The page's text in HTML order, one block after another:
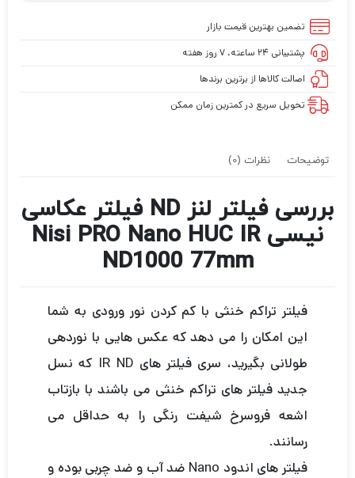
تضمین بهترین قیمت بازار
پشتیبانی ۲۴ ساعته، ۷ روز هفته
اصالت کالاها از برترین برندها
تحویل سریع در کمترین زمان ممکن
توضیحات نظرات (0)
بررسی فیلتر لنز ND فیلتر عکاسی
نیسی Nisi PRO Nano HUC IR
ND1000 77mm
فیلتر تراکم خنثی با کم کردن نور ورودی به شما
این امکان را می دهد که عکس هایی با نوردهی
طولانی بگیرید، سری فیلتر های IR ND که نسل
جدید فیلتر های تراکم خنثی می باشند با بازتاب
اشعه فروسرخ شیفت رنگی را به حداقل می
رسانند.
فیلتر های اندود Nano ضد آب و ضد چربی بوده و